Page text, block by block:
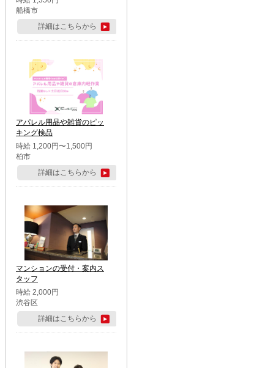
船橋市
詳細はこちらから
アパレル用品や雑貨のピッ
キング検品
時給 1,200円〜1,500円
柏市
詳細はこちらから
マンションの受付・案内ス
タッフ
時給 2,000円
渋谷区
詳細はこちらから